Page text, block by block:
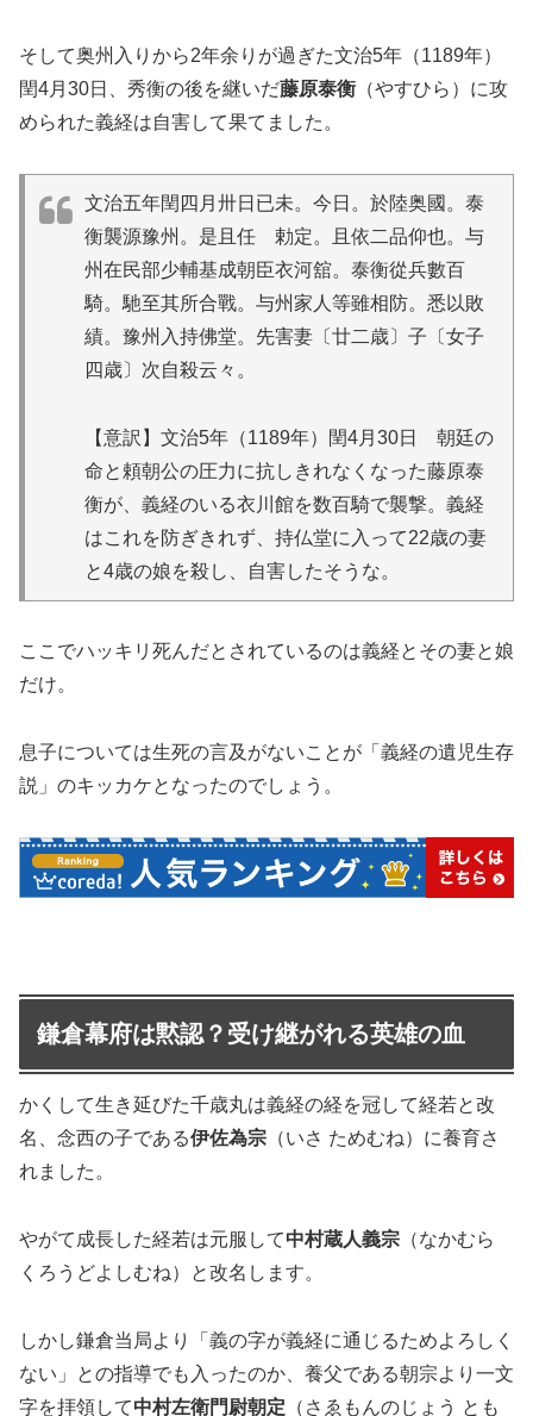
そして奥州入りから2年余りが過ぎた文治5年（1189年）
閏4月30日、秀衡の後を継いだ藤原泰衡 （やすひら）に攻
められた義経は自害して果てました。
文治五年閏四月卅日已未。今日。於陸奥國。泰
衡襲源豫州。是且任 勅定。且依二品仰也。与
州在民部少輔基成朝臣衣河舘。泰衡從兵數百
騎。馳至其所合戰。与州家人等雖相防。悉以敗
績。豫州入持佛堂。先害妻〔廿二歳〕子〔女子
四歳〕次自殺云々。
【意訳】文治5年（1189年）閏4月30日 朝廷の
命と頼朝公の圧力に抗しきれなくなった藤原泰
衡が、義経のいる衣川館を数百騎で襲撃。義経
はこれを防ぎきれず、持仏堂に入って22歳の妻
と4歳の娘を殺し、自害したそうな。
ここでハッキリ死んだとされているのは義経とその妻と娘
だけ。
息子については生死の言及がないことが「義経の遺児生存
説」のキッカケとなったのでしょう。
鎌倉幕府は黙認？受け継がれる英雄の血
かくして生き延びた千歳丸は義経の経を冠して経若と改
名、念西の子である伊佐為宗 （いさ ためむね）に養育さ
れました。
やがて成長した経若は元服して中村蔵人義宗 （なかむら
くろうどよしむね）と改名します。
しかし鎌倉当局より「義の字が義経に通じるためよろしく
ない」との指導でも入ったのか、養父である朝宗より一文
字を拝領して中村左衛門尉朝定 （さゑもんのじょう とも